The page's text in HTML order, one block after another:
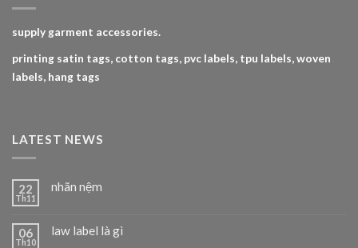
supply garment accessories.
printing satin tags, cotton tags, pvc labels, tpu labels, woven
labels, hang tags
LATEST NEWS
22
Th11
nhãn nệm
06
Th10
law label là gì